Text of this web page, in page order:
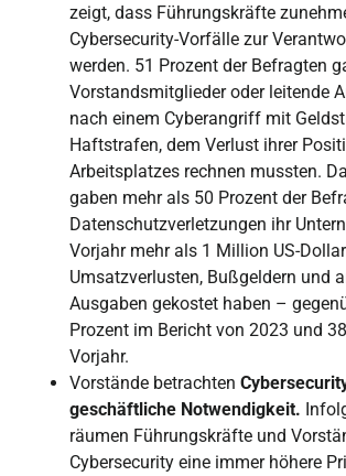
zeigt, dass Führungskräfte
Cybersecurity-Vorfälle zur
werden. 51 Prozent der Befragten
Vorstandsmitglieder oder leitende
nach einem Cyberangriff mit
Haftstrafen, dem Verlust ihrer
Arbeitsplatzes rechnen mussten.
gaben mehr als 50 Prozent der
Datenschutzverletzungen ihr
Vorjahr mehr als 1 Million US-
Umsatzverlusten, Bußgeldern und
Ausgaben gekostet haben –
Prozent im Bericht von 2023 und
Vorjahr.
Vorstände betrachten
geschäftliche Notwendigkeit.
räumen Führungskräfte und
Cybersecurity eine immer höhere